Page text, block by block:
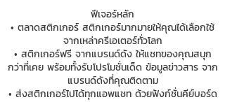
ฟีเจอร์หลัก
• ตลาดสติกเกอร์ สติกเกอร์มากมายให้คุณได้เลือกใช้
จากเหล่าครีเอเตอร์ทั่วโลก
• สติกเกอร์ฟรี จากแบรนด์ดัง ให้แชทของคุณสนุก
กว่าที่เคย พร้อมทั้งรับโปรโมชั่นเด็ด ข้อมูลข่าวสาร จาก
แบรนด์ดังที่คุณติดตาม
• ส่งสติกเกอร์ไปได้ทุกแอพแชท ด้วยฟังก์ชั่นคีย์บอร์ด